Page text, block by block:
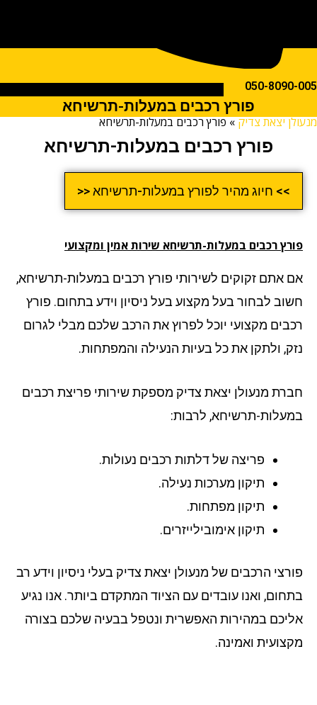
050-
פורץ רכבים במעלות-תרשיחא
יצאת צדיק»פורץ רכבים במעלות-תרשיחא
פורץ רכבים במעלות-תרשיחא
>> חיוג מהיר לפורץ במעלות-תרשיחא <<
רכבים במעלות-תרשיחא שירות אמין ומקצועי
אתם זקוקים לשירותי פורץ רכבים במעלות-תרשיחא,
לבחור בעל מקצוע בעל ניסיון וידע בתחום. פורץ
מקצועי יוכל לפרוץ את הרכב שלכם מבלי לגרום
ולתקן את כל בעיות הנעילה והמפתחות.
מנעולן יצאת צדיק מספקת שירותי פריצת רכבים
תרשיחא, לרבות:
פריצה של דלתות רכבים נעולות.
תיקון מערכות נעילה.
תיקון מפתחות.
תיקון אימובילייזרים.
הרכבים של מנעולן יצאת צדיק בעלי ניסיון וידע רב
ואנו עובדים עם הציוד המתקדם ביותר. אנו נגיע
במהירות האפשרית ונטפל בבעיה שלכם בצורה
ואמינה.